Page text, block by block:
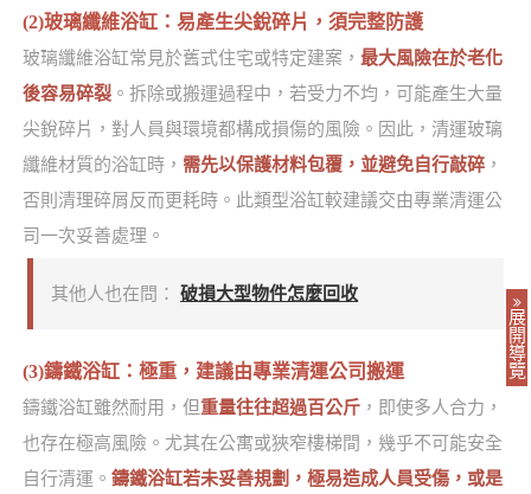
(2)玻璃纖維浴缸：易產生尖銳碎片，須完整防護
玻璃纖維浴缸常見於舊式住宅或特定建案， 最大風險在於老化
後容易碎裂。拆除或搬運過程中，若受力不均，可能產生大量
尖銳碎片，對人員與環境都構成損傷的風險。因此，清運玻璃
纖維材質的浴缸時， 需先以保護材料包覆，並避免自行敲碎，
否則清理碎屑反而更耗時。此類型浴缸較建議交由專業清運公
司一次妥善處理。
其他人也在問：破損大型物件怎麼回收
(3)鑄鐵浴缸：極重，建議由專業清運公司搬運
鑄鐵浴缸雖然耐用，但重量往往超過百公斤，即使多人合力，
也存在極高風險。尤其在公寓或狹窄樓梯間，幾乎不可能安全
自行清運。 鑄鐵浴缸若未妥善規劃，極易造成人員受傷，或是
展
開
導
覽